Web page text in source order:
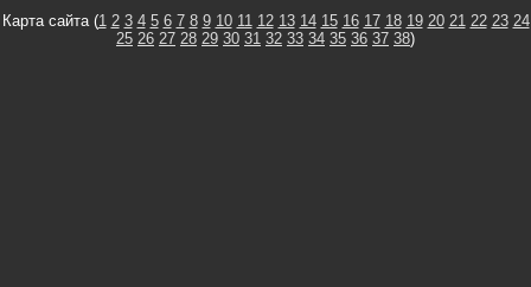
Карта сайта (1 2 3 4 5 6 7 8 9 10 11 12 13 14 15 16 17 18 19 20 21 22 23 24
25 26 27 28 29 30 31 32 33 34 35 36 37 38)